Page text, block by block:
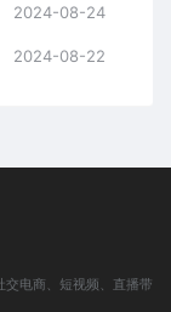
2024-08-24
2024-08-22
电商、短视频、直播带